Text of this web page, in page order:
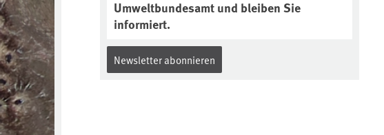
Umweltbundesamt und bleiben Sie
informiert.
Newsletter abonnieren